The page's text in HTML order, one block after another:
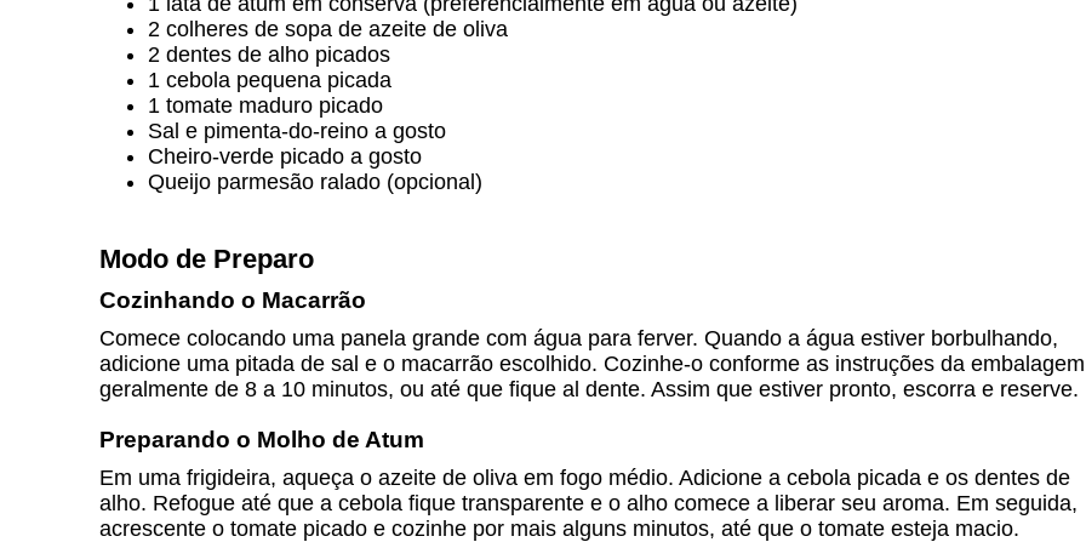
2 colheres de sopa de azeite de oliva
2 dentes de alho picados
1 cebola pequena picada
1 tomate maduro picado
Sal e pimenta-do-reino a gosto
Cheiro-verde picado a gosto
Queijo parmesão ralado (opcional)
Modo de Preparo
Cozinhando o Macarrão
Comece colocando uma panela grande com água para ferver. Quando a água estiver borbulhando,
adicione uma pitada de sal e o macarrão escolhido. Cozinhe-o conforme as instruções da
geralmente de 8 a 10 minutos, ou até que fique al dente. Assim que estiver pronto, escorra e reserve.
Preparando o Molho de Atum
Em uma frigideira, aqueça o azeite de oliva em fogo médio. Adicione a cebola picada e os dentes de
alho. Refogue até que a cebola fique transparente e o alho comece a liberar seu aroma. Em seguida,
acrescente o tomate picado e cozinhe por mais alguns minutos, até que o tomate esteja macio.